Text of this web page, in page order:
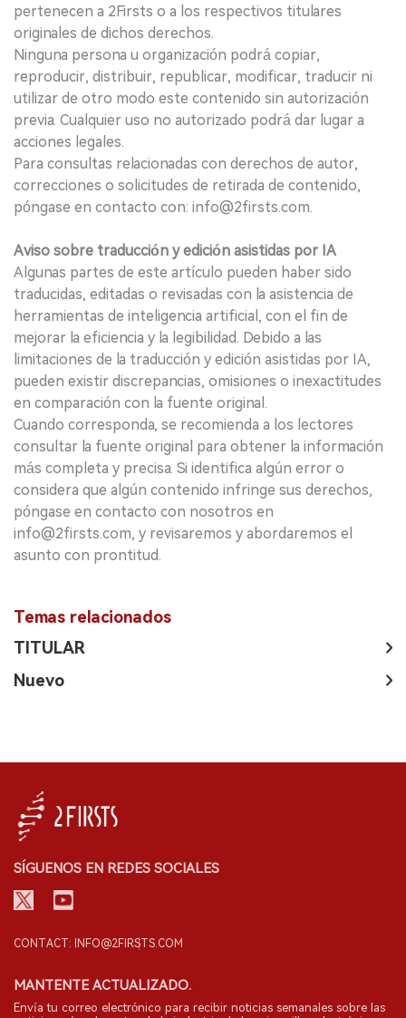
pertenecen a 2Firsts o a los respectivos titulares
originales de dichos derechos.
Ninguna persona u organización podrá copiar,
reproducir, distribuir, republicar, modificar, traducir ni
utilizar de otro modo este contenido sin autorización
previa. Cualquier uso no autorizado podrá dar lugar a
acciones legales.
Para consultas relacionadas con derechos de autor,
correcciones o solicitudes de retirada de contenido,
póngase en contacto con: info@2firsts.com.
Aviso sobre traducción y edición asistidas por IA
Algunas partes de este artículo pueden haber sido
traducidas, editadas o revisadas con la asistencia de
herramientas de inteligencia artificial, con el fin de
mejorar la eficiencia y la legibilidad. Debido a las
limitaciones de la traducción y edición asistidas por IA,
pueden existir discrepancias, omisiones o inexactitudes
en comparación con la fuente original.
Cuando corresponda, se recomienda a los lectores
consultar la fuente original para obtener la información
más completa y precisa. Si identifica algún error o
considera que algún contenido infringe sus derechos,
póngase en contacto con nosotros en
info@2firsts.com, y revisaremos y abordaremos el
asunto con prontitud.
Temas relacionados
TITULAR
Nuevo
SÍGUENOS EN REDES SOCIALES
CONTACT: INFO@2FIRSTS.COM
MANTENTE ACTUALIZADO.
Envía tu correo electrónico para recibir noticias semanales sobre las